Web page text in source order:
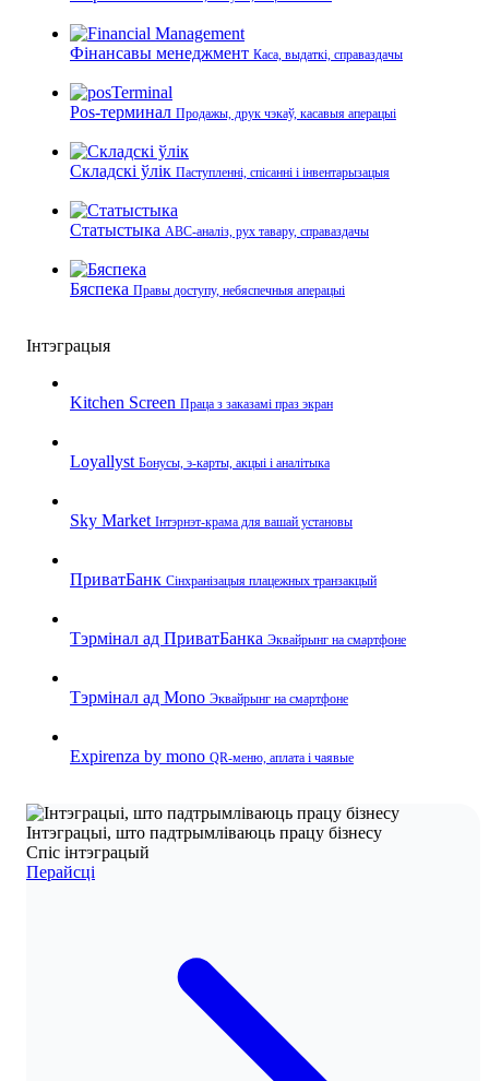
Фінансавы менеджмент Каса, выдаткі, справаздачы
Pos-терминал Продажы, друк чэкаў, касавыя аперацыі
Складскі ўлік Паступленні, спісанні і інвентарызацыя
Статыстыка ABC-аналіз, рух тавару, справаздачы
Бяспека Правы доступу, небяспечныя аперацыі
Інтэграцыя
Kitchen Screen Праца з заказамі праз экран
Loyallyst Бонусы, э‑карты, акцыі і аналітыка
Sky Market Інтэрнэт‑крама для вашай установы
ПриватБанк Сінхранізацыя плацежных транзакцый
Тэрмінал ад ПриватБанка Эквайрынг на смартфоне
Тэрмінал ад Mono Эквайрынг на смартфоне
Expirenza by mono QR‑меню, аплата і чаявые
Інтэграцыі, што падтрымліваюць працу бізнесу
Спіс інтэграцый
Перайсці